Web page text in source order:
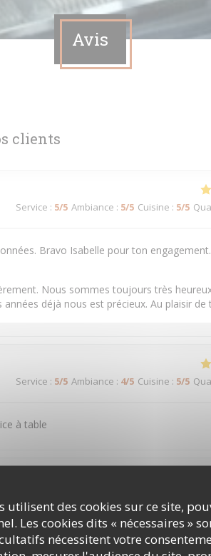
utilisent des cookies sur ce site,
Les cookies dits « nécessaires »
nécessitent votre
Avis
clients
Service : 5/5 Ambiance : 5/5 Cuisine : 5/5
Bravo Isabelle pour ton engagement.
Nous sommes toujours très
déjà nous est précieux. Au plaisir de
Service : 5/5 Ambiance : 4/5 Cuisine : 5/5
à table